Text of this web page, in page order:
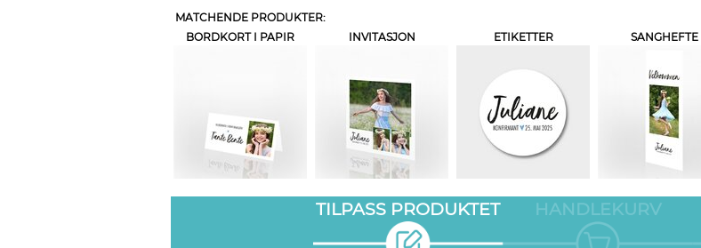
MATCHENDE PRODUKTER:
BORDKORT I PAPIR
INVITASJON ETIKETTER SANGHEFTE
TILPASS PRODUKTET HANDLEKURV